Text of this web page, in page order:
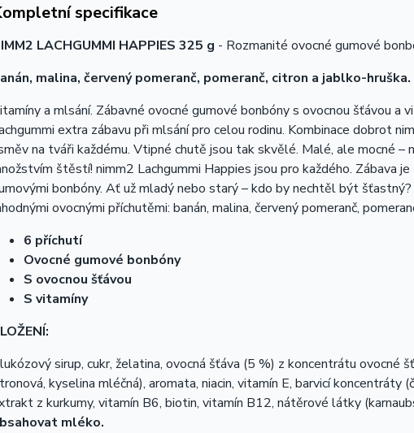
specifikace
LACHGUMMI HAPPIES 325 g - Rozmanité ovocné gumové
malina, červený pomeranč, pomeranč, citron a jablko-hruška.
a mlsání. Zábavné ovocné gumové bonbóny s ovocnou šťávou a
extra zábavu při mlsání pro celou rodinu. Kombinace dobrot
na tváři každému. Vtipné chutě jsou tak skvělé. Malé, ale mocné
štěstí! nimm2 Lachgummi Happies jsou pro každého. Zábava
bonbóny. Ať už mladý nebo starý – kdo by nechtěl být
ovocnými příchutěmi: banán, malina, červený pomeranč,
6 příchutí
Ovocné gumové bonbóny
S ovocnou šťávou
S vitamíny
sirup, cukr, želatina, ovocná šťáva (5 %) z koncentrátu ovocné
kyselina mléčná), aromata, niacin, vitamín E, barvicí koncentráty
z kurkumy, vitamín B6, biotin, vitamín B12, nátěrové látky
mléko.